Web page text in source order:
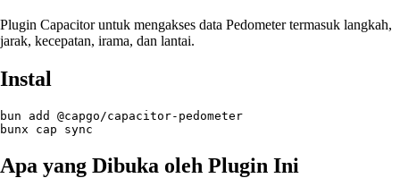
Plugin Capacitor untuk mengakses data Pedometer termasuk langkah,
jarak, kecepatan, irama, dan lantai.
Instal
bun add @capgo/capacitor-pedometer
Apa yang Dibuka oleh Plugin Ini